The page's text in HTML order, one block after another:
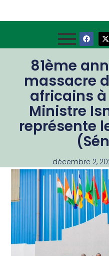
81ème
massacre
africains à
Ministre
représente
décembre 2,